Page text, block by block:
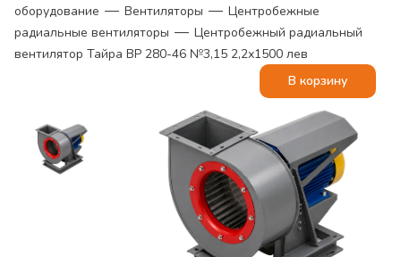
оборудование — Вентиляторы — Центробежные
радиальные вентиляторы — Центробежный радиальный
вентилятор Тайра ВР 280-46 №3,15 2,2х1500 лев
В корзину